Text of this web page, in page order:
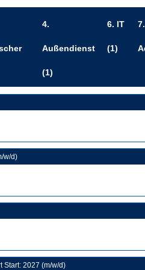
4.
Außendienst
(1)
6. IT
(1)
w/d)
Start: 2027 (m/w/d)